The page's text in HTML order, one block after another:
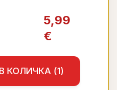
5,99
€
КОЛИЧКА (1)